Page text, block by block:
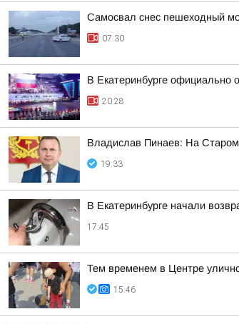
Самосвал снес пешеходный
07:30
В Екатеринбурге официально
20:28
Владислав Пинаев: На
19:33
В Екатеринбурге начали
17:45
Тем временем в Центре
15:46